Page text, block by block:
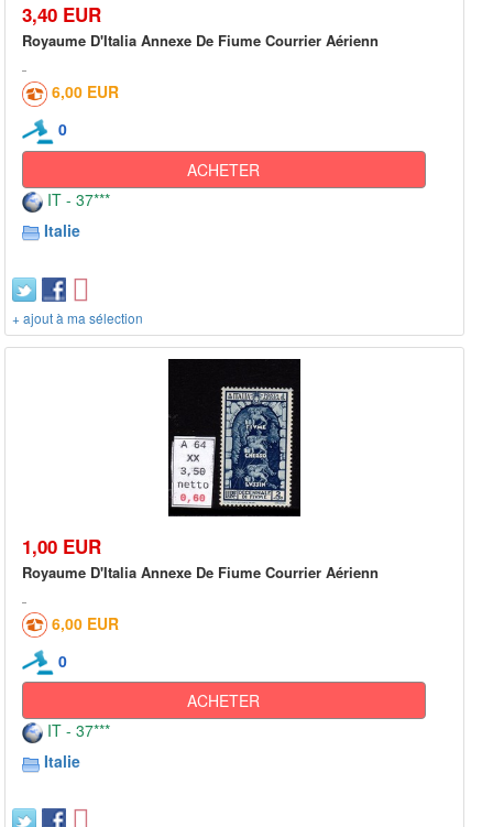
3,40 EUR
Royaume D'Italia Annexe De Fiume Courrier Aérienn
6,00 EUR
0
ACHETER
IT - 37***
Italie
+ ajout à ma sélection
1,00 EUR
Royaume D'Italia Annexe De Fiume Courrier Aérienn
6,00 EUR
0
ACHETER
IT - 37***
Italie